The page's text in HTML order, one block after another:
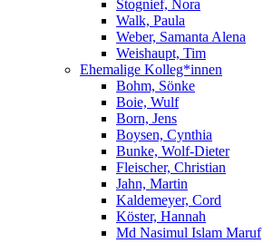
Stognief, Nora
Walk, Paula
Weber, Samanta Alena
Weishaupt, Tim
Ehemalige Kolleg*innen
Bohm, Sönke
Boie, Wulf
Born, Jens
Boysen, Cynthia
Bunke, Wolf-Dieter
Fleischer, Christian
Jahn, Martin
Kaldemeyer, Cord
Köster, Hannah
Md Nasimul Islam Maruf